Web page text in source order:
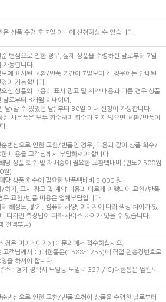
은 상품 수령 후 7일 이내에 신청하실 수 있습니다.
변심으로 인한 경우, 실제 상품을 수령하신 날로부터 7일
가능합니다.
보에 표시된 교환/반품 기간이 7일보다 긴 경우에는 안내된
이 가능합니다.
신 상품의 내용이 표시 광고 및 계약 내용과 다른 경우 상품
날로부터 3개월 이내이며,
날(알 수 있었던 날) 부터 30일 이내 신청이 가능합니다.
된 사은품은 모두 회수하며 회수가 되지 않으면 교환/반품이
.
순변심으로 인한 교환/반품인 경우, 다음과 같이 상품 회수/
한 비용을 고객님께서 부담하셔야 합니다.
당 상품 회수 및 재배송에 필요한 교환택배비 (편도2,500원
원)
당 상품 회수에 필요한 반품택배비 5,000 원
/하자, 표시 광고 및 계약 내용과 다르게 이행되어 교환/반품
우 교환/반품 비용은 업체부담입니다.
터 해상도, 밝기, 컴퓨터 사양, 이미지에 따라 색상 차이가 있
, 디자인 측정법에 따라 사이즈 차이가 있을 수 있습니다.
전액부담)
청은 마이페이지>1:1문의에서 접수하십시오.
고객님께서 CJ대한통운(1588-1255)에 직접 원송장번호로
을 하셔야 합니다.
소 : 경기 평택시 도일동 도일로 327 / CJ대한통운 엘칸토
변심으로 인한 교환/반품 요청이 상품을 수령한 날로부터